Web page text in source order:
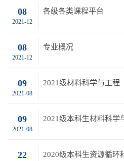
08
2021-12
各级各类课程平台
08
2021-12
专业概况
09
2021-08
2021级材料科学与工程
09
2021-08
2021级本科生材料科学
22
2020级本科生资源循环